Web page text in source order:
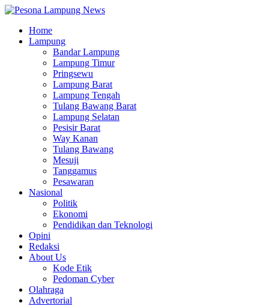
Home
Lampung
Bandar Lampung
Lampung Timur
Pringsewu
Lampung Barat
Lampung Tengah
Tulang Bawang Barat
Lampung Selatan
Pesisir Barat
Way Kanan
Tulang Bawang
Mesuji
Tanggamus
Pesawaran
Nasional
Politik
Ekonomi
Pendidikan dan Teknologi
Opini
Redaksi
About Us
Kode Etik
Pedoman Cyber
Olahraga
Advertorial